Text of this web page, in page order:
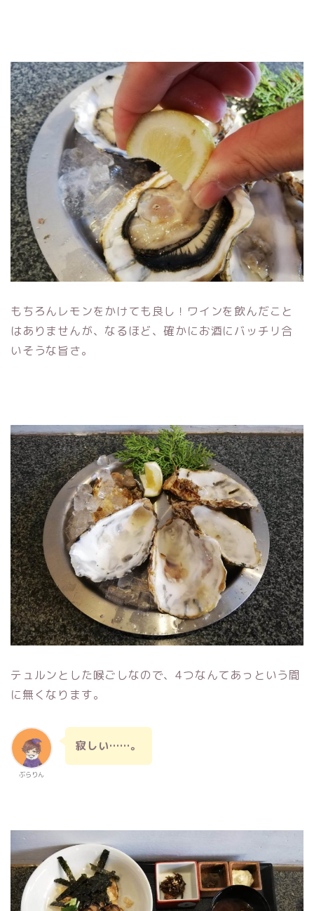
もちろんレモンをかけても良し！ワインを飲んだこと
はありませんが、なるほど、確かにお酒にバッチリ合
いそうな旨さ。
テュルンとした喉ごしなので、4つなんてあっという間
に無くなります。
ぶらりん
寂しい……。